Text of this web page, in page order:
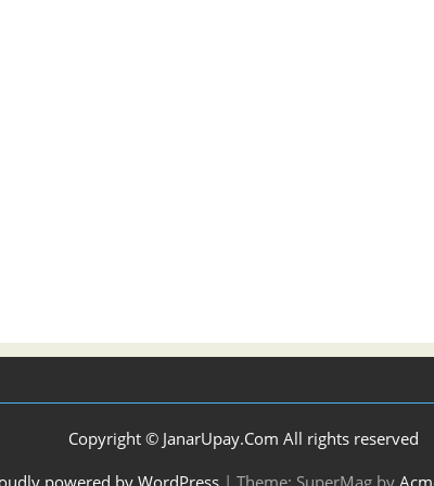
Copyright © JanarUpay.Com All rights reserved
powered by WordPress | Theme: SuperMag by